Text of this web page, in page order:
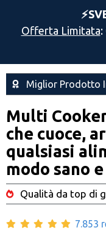
Offerta Limitata:
Miglior Prodotto
Multi
che cuoce,
qualsiasi
modo sano
Qualità da top di
7.853